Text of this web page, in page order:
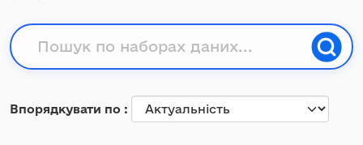
Впорядкувати по